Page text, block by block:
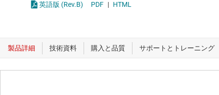
英語版 (Rev.B) PDF | HTML